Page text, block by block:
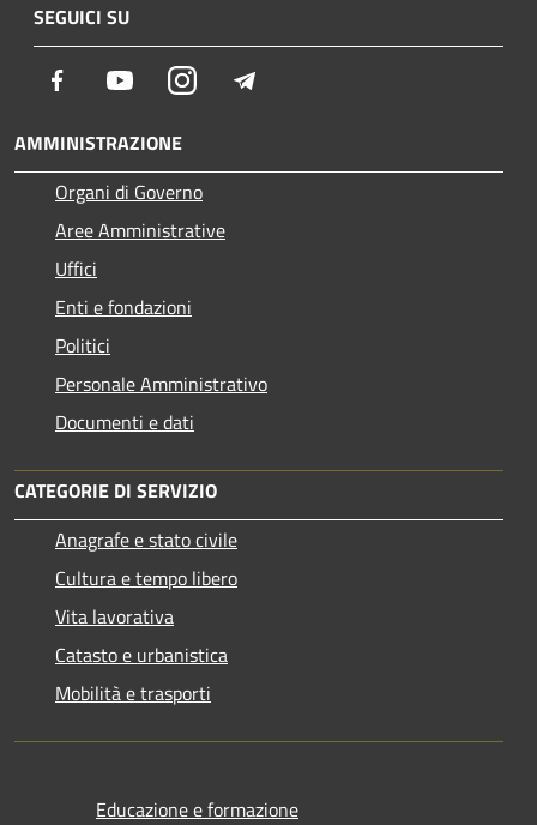
SEGUICI SU
Facebook YoutubeInstagram
AMMINISTRAZIONE
Organi di Governo
Aree Amministrative
Uffici
Enti e fondazioni
Politici
Personale Amministrativo
Documenti e dati
CATEGORIE DI SERVIZIO
Anagrafe e stato civile
Cultura e tempo libero
Vita lavorativa
Catasto e urbanistica
Mobilità e trasporti
Educazione e formazione